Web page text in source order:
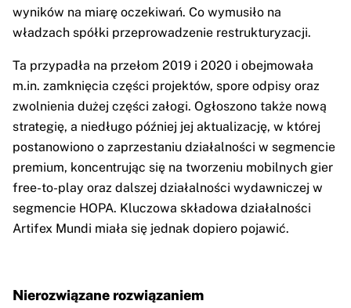
wyników na miarę oczekiwań. Co wymusiło na
władzach spółki przeprowadzenie restrukturyzacji.
Ta przypadła na przełom 2019 i 2020 i obejmowała
m.in. zamknięcia części projektów, spore odpisy oraz
zwolnienia dużej części załogi. Ogłoszono także nową
strategię, a niedługo później jej aktualizację, w której
postanowiono o zaprzestaniu działalności w segmencie
premium, koncentrując się na tworzeniu mobilnych gier
free-to-play oraz dalszej działalności wydawniczej w
segmencie HOPA. Kluczowa składowa działalności
Artifex Mundi miała się jednak dopiero pojawić.
Nierozwiązane rozwiązaniem